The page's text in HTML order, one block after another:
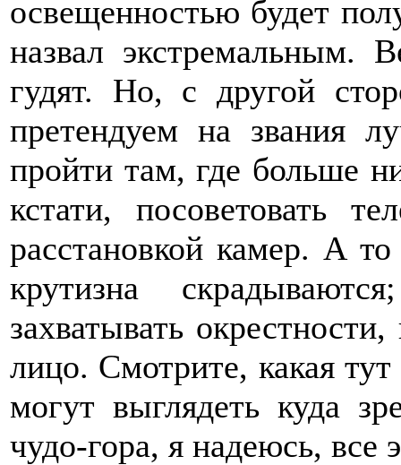
освещенностью будет
назвал экстремальным.
гудят. Но, с другой
претендуем на звания
пройти там, где больше
кстати, посоветовать
расстановкой камер. А
крутизна
захватывать
лицо. Смотрите, какая
могут выглядеть куда
чудо-гора, я надеюсь, все